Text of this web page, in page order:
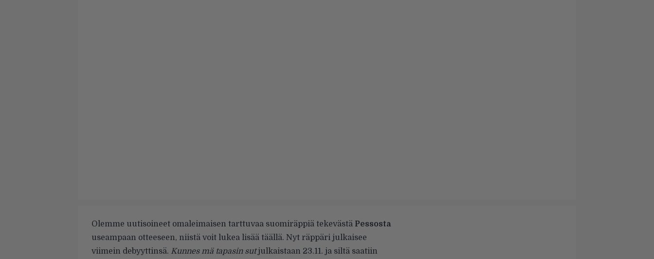
Olemme uutisoineet omaleimaisen tarttuvaa suomiräppiä tekevästä Pessosta
useampaan otteeseen, niistä voit lukea lisää täällä. Nyt räppäri julkaisee
viimein debyyttinsä. Kunnes mä tapasin sutjulkaistaan 23.11. ja siltä saatiin